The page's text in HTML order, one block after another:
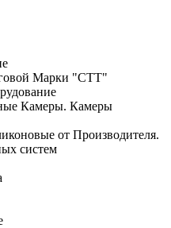
Марки "СТТ"
Камеры. Камеры
от Производителя.
систем